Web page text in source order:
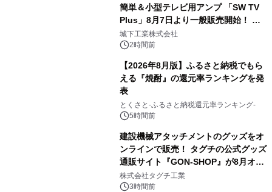
簡単＆小型テレビ用アンプ 「SW TV
Plus」8月7日より一般販売開始！ ケ
ーブル1本つなぐだけ、テレビの音が
ぐっと豊かに
城下工業株式会社
2時間前
【2026年8月版】ふるさと納税でもら
える『焼酎』の還元率ランキングを発
表
とくさと-ふるさと納税還元率ランキング-
5時間前
建設機械アタッチメントのグッズをオ
ンラインで販売！ タグチの公式グッズ
通販サイト『GON-SHOP』が8月オー
プン
株式会社タグチ工業
3時間前